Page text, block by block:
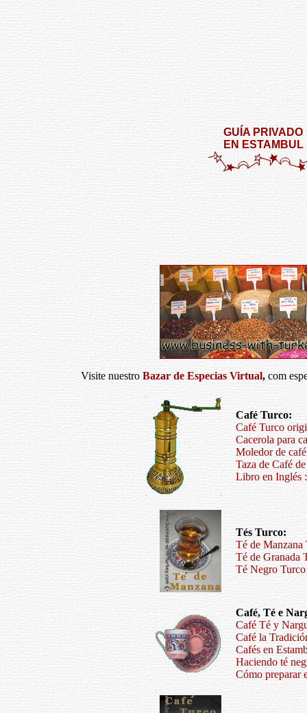
GUÍA PRIVADO
EN ESTAMBUL
Visite nuestro Bazar de Especias Virtual,com
Café Turco:
Café Turco
Cacerola para
Moledor de
Taza de Café
Libro en Inglés
Tés Turco:
Té de
Té de Granada
Té Negro
Café, Té e
Café Té y
Café la
Cafés en
Haciendo té
Cómo preparar